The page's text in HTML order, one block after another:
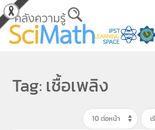
Skip to main content
Tag: เชื้อเพลิง